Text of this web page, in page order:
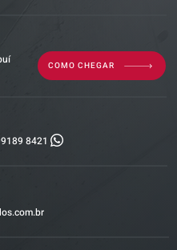
COMO CHEGAR
8421